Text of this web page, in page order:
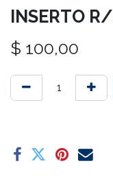
INSERTO
$ 100,00